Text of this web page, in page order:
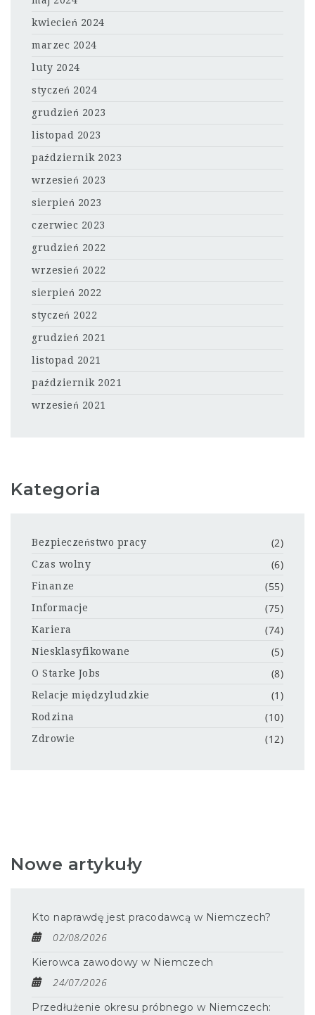
kwiecień 2024
marzec 2024
luty 2024
styczeń 2024
grudzień 2023
listopad 2023
październik 2023
wrzesień 2023
sierpień 2023
czerwiec 2023
grudzień 2022
wrzesień 2022
sierpień 2022
styczeń 2022
grudzień 2021
listopad 2021
październik 2021
wrzesień 2021
Kategoria
Bezpieczeństwo pracy (2)
Czas wolny (6)
Finanze (55)
Informacje (75)
Kariera (74)
Niesklasyfikowane (5)
O Starke Jobs (8)
Relacje międzyludzkie (1)
Rodzina (10)
Zdrowie (12)
Nowe artykuły
Kto naprawdę jest pracodawcą w Niemczech?
02/08/2026
Kierowca zawodowy w Niemczech
24/07/2026
Przedłużenie okresu próbnego w Niemczech: